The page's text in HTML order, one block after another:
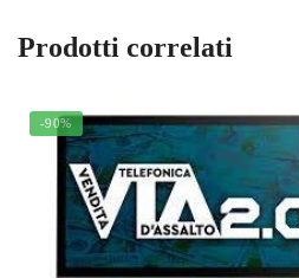
Prodotti correlati
-90%